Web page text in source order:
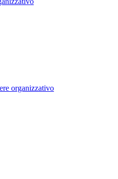
organizzativo